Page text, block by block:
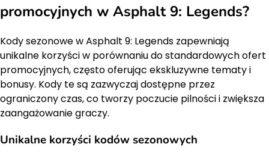
promocyjnych w Asphalt 9: Legends?
Kody sezonowe w Asphalt 9: Legends zapewniają
unikalne korzyści w porównaniu do standardowych ofert
promocyjnych, często oferując ekskluzywne tematy i
bonusy. Kody te są zazwyczaj dostępne przez
ograniczony czas, co tworzy poczucie pilności i zwiększa
zaangażowanie graczy.
Unikalne korzyści kodów sezonowych